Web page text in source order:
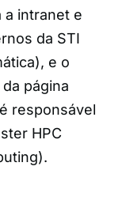
a intranet e
da STI
e o
página
responsável
HPC